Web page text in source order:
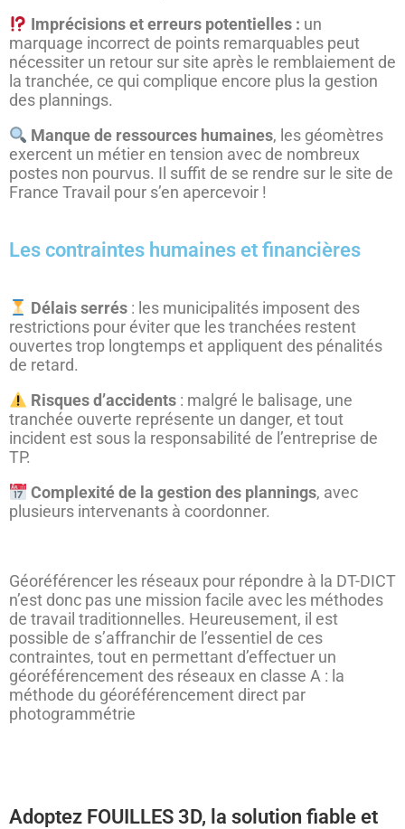
Imprécisions et erreurs potentielles : un
marquage incorrect de points remarquables peut
nécessiter un retour sur site après le remblaiement de
la tranchée, ce qui complique encore plus la gestion
des plannings.
Manque de ressources humaines, les géomètres
exercent un métier en tension avec de nombreux
postes non pourvus. Il suffit de se rendre sur le site de
France Travail pour s’en apercevoir !
Les contraintes humaines et financières
Délais serrés : les municipalités imposent des
restrictions pour éviter que les tranchées restent
ouvertes trop longtemps et appliquent des pénalités
de retard.
Risques d’accidents : malgré le balisage, une
tranchée ouverte représente un danger, et tout
incident est sous la responsabilité de l’entreprise de
TP.
Complexité de la gestion des plannings, avec
plusieurs intervenants à coordonner.
Géoréférencer les réseaux pour répondre à la DT-DICT
n’est donc pas une mission facile avec les méthodes
de travail traditionnelles. Heureusement, il est
possible de s’affranchir de l’essentiel de ces
contraintes, tout en permettant d’effectuer un
géoréférencement des réseaux en classe A : la
méthode du géoréférencement direct par
photogrammétrie
Adoptez FOUILLES 3D, la solution fiable et